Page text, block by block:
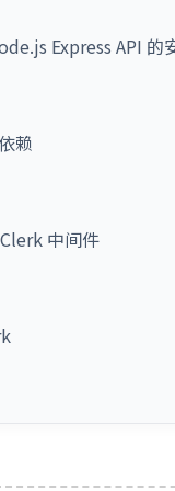
Express API 的
赖
中间件